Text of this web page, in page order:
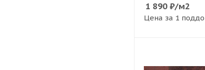
1 890 ₽/м2
Цена за 1